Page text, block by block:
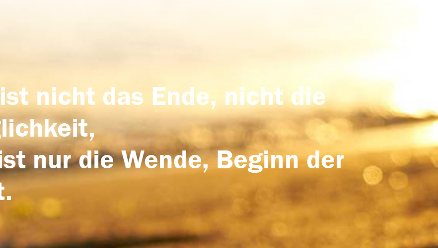
nicht das Ende, nicht die
nur die Wende, Beginn der